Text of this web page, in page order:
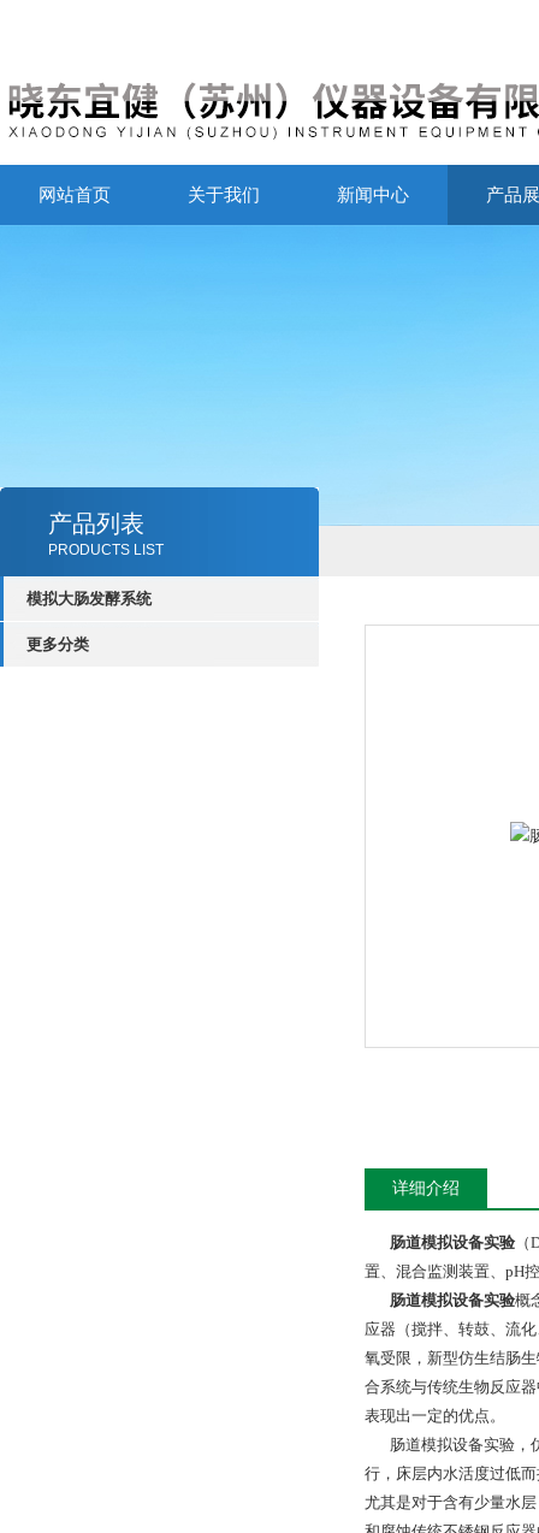
网站首页 关于我们 新闻中心 产品
产品列表
PRODUCTS LIST
模拟大肠发酵系统
更多分类
详细介绍
肠道模拟设备实验
置、混合监测装置、pH
肠道模拟设备实验概
应器（搅拌、转鼓、流
氧受限，新型仿生结肠
合系统与传统生物反应
表现出一定的优点。
肠道模拟设备实验，
行，床层内水活度过低
尤其是对于含有少量水